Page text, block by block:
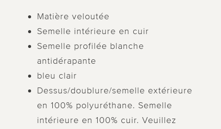
Matière veloutée
Semelle intérieure en cuir
Semelle profilée blanche
antidérapante
bleu clair
Dessus/doublure/semelle extérieure
en 100% polyuréthane. Semelle
intérieure en 100% cuir. Veuillez